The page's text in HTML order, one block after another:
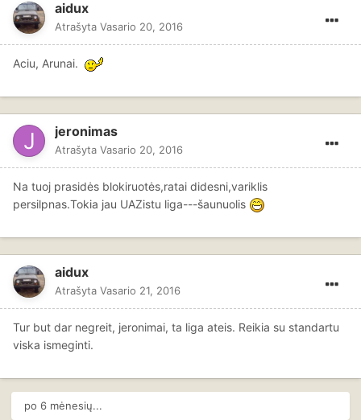
aidux
Atrašyta Vasario 20, 2016
Aciu, Arunai.
jeronimas
Atrašyta Vasario 20, 2016
Na tuoj prasidės blokiruotės,ratai didesni,variklis
persilpnas.Tokia jau UAZistu liga---šaunuolis
aidux
Atrašyta Vasario 21, 2016
Tur but dar negreit, jeronimai, ta liga ateis. Reikia su standartu
viska ismeginti.
po 6 mėnesių...